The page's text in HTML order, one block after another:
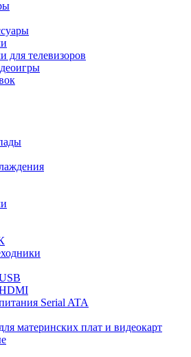
для телевизоров
Serial ATA
материнских плат и видеокарт